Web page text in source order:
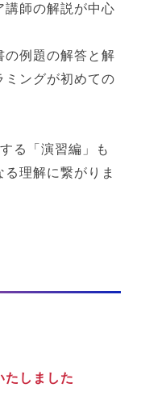
講師の解説が中心
の例題の解答と解
ミングが初めての
る「演習編」も
理解に繋がりま
たしました